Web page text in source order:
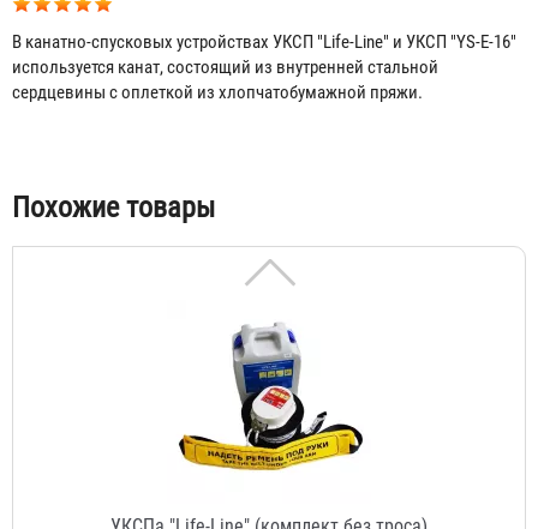
В канатно-спусковых устройствах УКСП "Life-Line" и УКСП "YS-E-16"
используется канат, состоящий из внутренней стальной
сердцевины с оплеткой из хлопчатобумажной пряжи.
Табы
Похожие товары
УКСПа "Life-Line" (комплект без троса)